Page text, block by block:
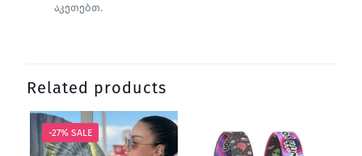
აკეთებთ.
Related products
-27% SALE